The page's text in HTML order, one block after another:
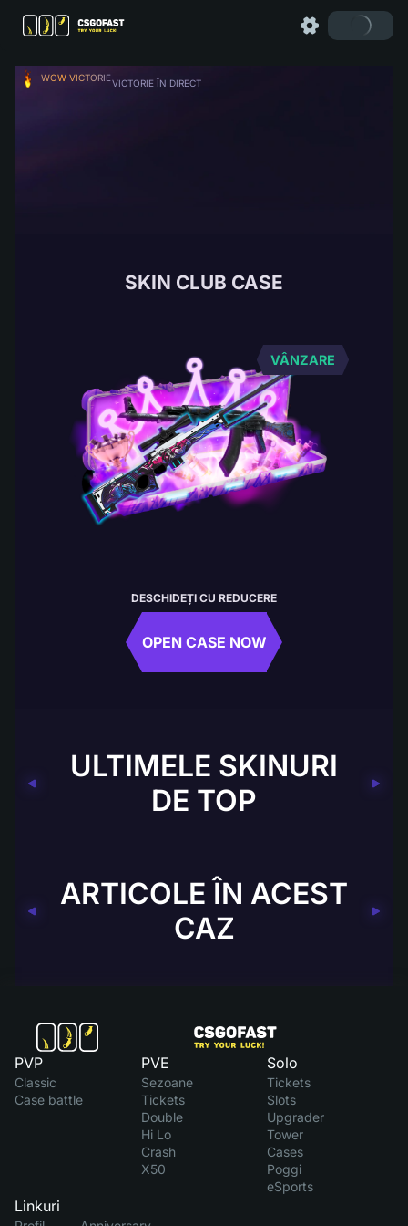
WOW VICTORIE
VICTORIE ÎN DIRECT
SKIN CLUB CASE
VÂNZARE
DESCHIDEȚI CU REDUCERE
OPEN CASE NOW
ULTIMELE SKINURI
DE TOP
ARTICOLE ÎN ACEST
CAZ
PVP
Classic
Case battle
PVE
Sezoane
Tickets
Double
Hi Lo
Crash
X50
Solo
Tickets
Slots
Upgrader
Tower
Cases
Poggi
eSports
Linkuri